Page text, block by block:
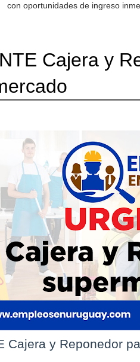
con oportunidades de ingreso
Cajera y
Cajera y Reponedor